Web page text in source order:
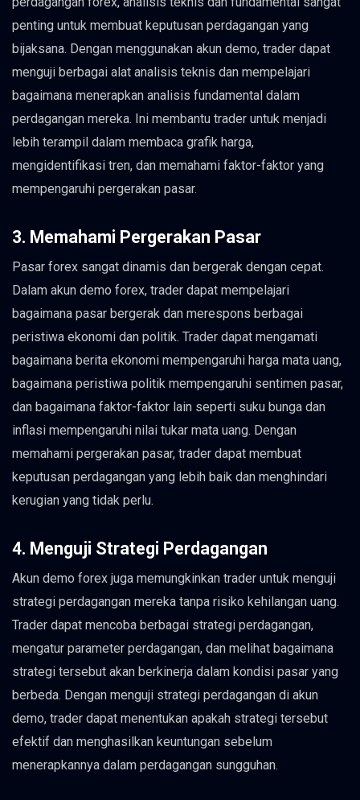
penting untuk membuat keputusan perdagangan yang
bijaksana. Dengan menggunakan akun demo, trader dapat
menguji berbagai alat analisis teknis dan mempelajari
bagaimana menerapkan analisis fundamental dalam
perdagangan mereka. Ini membantu trader untuk menjadi
lebih terampil dalam membaca grafik harga,
mengidentifikasi tren, dan memahami faktor-faktor yang
mempengaruhi pergerakan pasar.
3. Memahami Pergerakan Pasar
Pasar forex sangat dinamis dan bergerak dengan cepat.
Dalam akun demo forex, trader dapat mempelajari
bagaimana pasar bergerak dan merespons berbagai
peristiwa ekonomi dan politik. Trader dapat mengamati
bagaimana berita ekonomi mempengaruhi harga mata uang,
bagaimana peristiwa politik mempengaruhi sentimen pasar,
dan bagaimana faktor-faktor lain seperti suku bunga dan
inflasi mempengaruhi nilai tukar mata uang. Dengan
memahami pergerakan pasar, trader dapat membuat
keputusan perdagangan yang lebih baik dan menghindari
kerugian yang tidak perlu.
4. Menguji Strategi Perdagangan
Akun demo forex juga memungkinkan trader untuk menguji
strategi perdagangan mereka tanpa risiko kehilangan uang.
Trader dapat mencoba berbagai strategi perdagangan,
mengatur parameter perdagangan, dan melihat bagaimana
strategi tersebut akan berkinerja dalam kondisi pasar yang
berbeda. Dengan menguji strategi perdagangan di akun
demo, trader dapat menentukan apakah strategi tersebut
efektif dan menghasilkan keuntungan sebelum
menerapkannya dalam perdagangan sungguhan.